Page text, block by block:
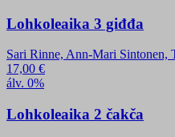
Lohkoleaika 3 giđđa
Sari Rinne, Ann-Mari Sintonen,
17,00 €
álv. 0%
Lohkoleaika 2 čakča